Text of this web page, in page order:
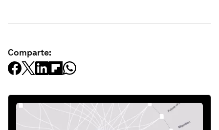
Comparte: